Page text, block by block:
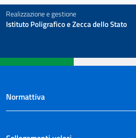
Realizzazione e gestione
Istituto Poligrafico e Zecca dello Stato
Normattiva